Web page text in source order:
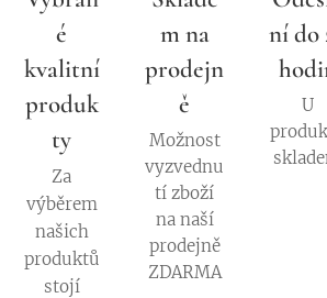
é
kvalitní
produk
ty
Za
výběrem
našich
produktů
stojí
m na
prodejn
ě
Možnost
vyzvednu
tí zboží
na naší
prodejně
ZDARMA
ní do
U